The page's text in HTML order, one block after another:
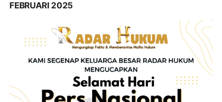
FEBRUARI 2025